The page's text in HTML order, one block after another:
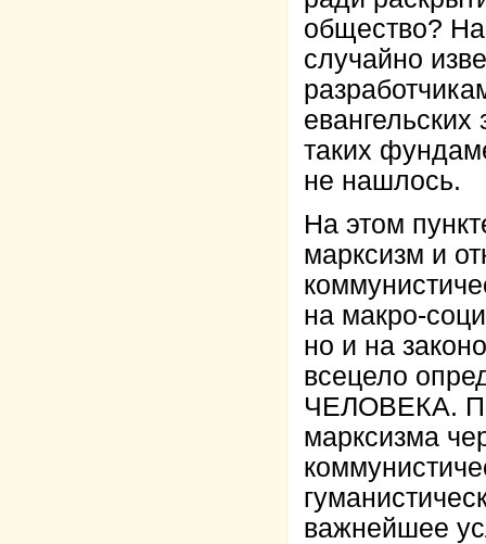
общество? На
случайно
таких
не нашлось.
На этом
марксизм и
на макро-
но и на
всецело
ЧЕЛОВЕКА.
марксизма
важнейшее